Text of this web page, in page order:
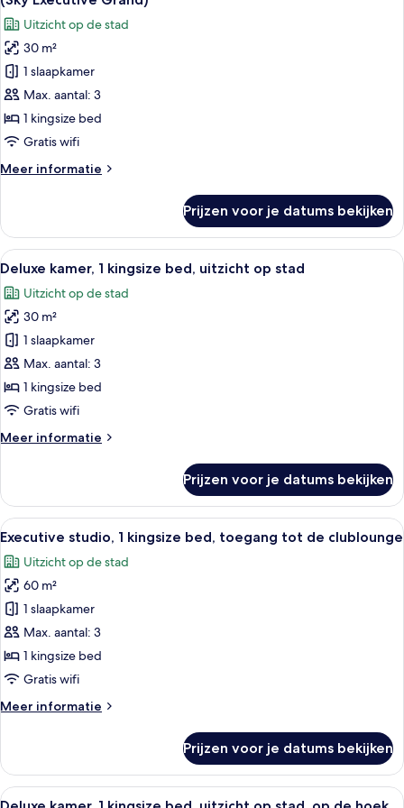
toegang
tot
de
clublounge
(Sky
Executive)
voor
Deluxe
kamer,
kingsize
bed,
toegang
de
Executive
Grand)
laden
Uitzicht op de stad
30 m²
1 slaapkamer
Max. aantal: 3
1 kingsize bed
Gratis wifi
Meer informatie
Meer
kamer,
kingsize
toegang
tot
de
clublounge
(Sky
Executive
Grand)
Prijzen voor je datums bekijken
Alle
foto's
voor
Deluxe
kamer,
1
kingsize
bed,
op
Een hotelkamer met een groot bed,
8
Deluxe kamer, 1 kingsize bed, uitzicht op stad
Uitzicht op de stad
30 m²
1 slaapkamer
Max. aantal: 3
1 kingsize bed
Gratis wifi
Meer informatie
Meer
kamer,
kingsize
uitzicht
op
stad
Prijzen voor je datums bekijken
Alle
foto's
voor
Executive
studio,
1
kingsize
bed,
tot
laden
Executive studio, 1 kingsize bed,
10
Executive studio, 1 kingsize bed, toegang tot de clublounge
Uitzicht op de stad
60 m²
1 slaapkamer
Max. aantal: 3
1 kingsize bed
Gratis wifi
Meer informatie
Meer
studio,
kingsize
Prijzen voor je datums bekijken
Alle
Hotelkamer met een groot bed, een
7